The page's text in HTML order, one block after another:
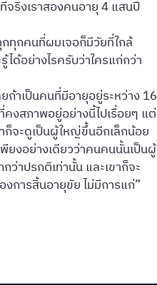
จริงเราสองคนอายุ 4 แสนปี
ทุกคนที่ผมเจอก็มีวัยที่ใกล้
ได้อย่างไรครับว่าใครแก่กว่า
ถ้าเป็นคนที่มีอายุอยู่ระหว่าง 16
งสภาพอยู่อย่างนี้ไปเรื่อยๆ แต่
จะดูเป็นผู้ใหญ่ขึ้นอีกเล็กน้อย
งอย่างเดียวว่าคนคนนั้นเป็นผู้
ว่าปรกติเท่านั้น และเขาก็จะ
การสิ้นอายุขัย ไม่มีการแก่”